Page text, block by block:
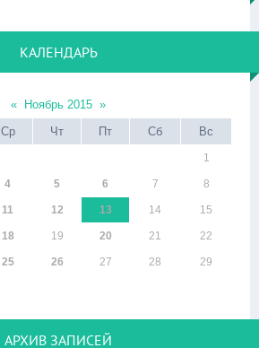
КАЛЕНДАРЬ
« Ноябрь 2015 »
Ср Чт Пт Сб Вс
1
4 5 6 7 8
11 12 13 14 15
18 19 20 21 22
25 26 27 28 29
АРХИВ ЗАПИСЕЙ